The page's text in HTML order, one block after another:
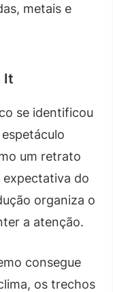
metais e
It
se identificou
um retrato
expectativa do
organiza o
a atenção.
consegue
os trechos